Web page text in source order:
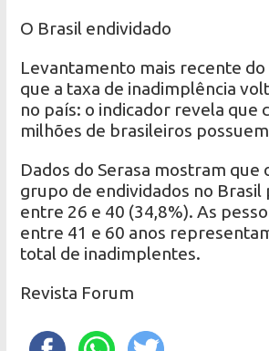
O Brasil endividado
Levantamento mais recente do
que a taxa de inadimplência
no país: o indicador revela que
milhões de brasileiros
Dados do Serasa mostram que
grupo de endividados no Brasil
entre 26 e 40 (34,8%). As
entre 41 e 60 anos
total de inadimplentes.
Revista Forum